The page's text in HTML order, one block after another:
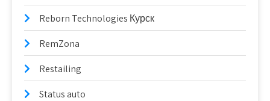
Reborn Technologies Курск
RemZona
Restailing
Status auto